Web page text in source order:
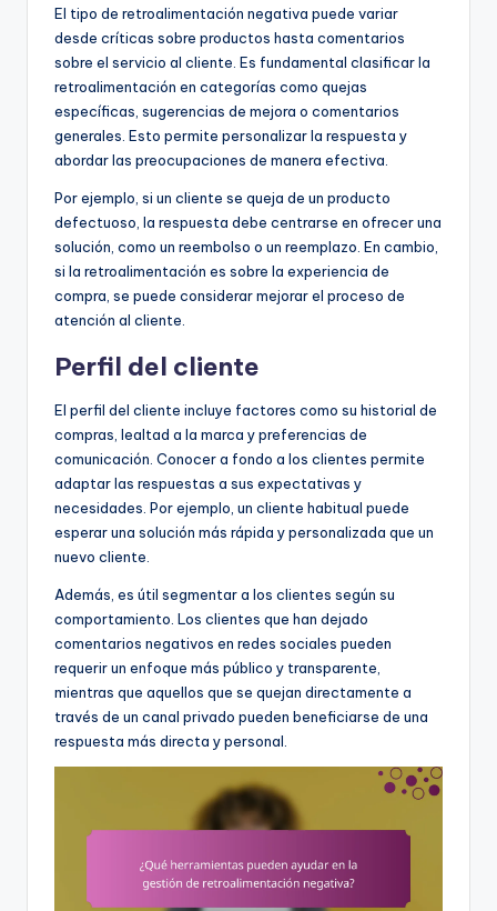
El tipo de retroalimentación negativa puede variar
desde críticas sobre productos hasta comentarios
sobre el servicio al cliente. Es fundamental clasificar la
retroalimentación en categorías como quejas
específicas, sugerencias de mejora o comentarios
generales. Esto permite personalizar la respuesta y
abordar las preocupaciones de manera efectiva.
Por ejemplo, si un cliente se queja de un producto
defectuoso, la respuesta debe centrarse en ofrecer una
solución, como un reembolso o un reemplazo. En cambio,
si la retroalimentación es sobre la experiencia de
compra, se puede considerar mejorar el proceso de
atención al cliente.
Perfil del cliente
El perfil del cliente incluye factores como su historial de
compras, lealtad a la marca y preferencias de
comunicación. Conocer a fondo a los clientes permite
adaptar las respuestas a sus expectativas y
necesidades. Por ejemplo, un cliente habitual puede
esperar una solución más rápida y personalizada que un
nuevo cliente.
Además, es útil segmentar a los clientes según su
comportamiento. Los clientes que han dejado
comentarios negativos en redes sociales pueden
requerir un enfoque más público y transparente,
mientras que aquellos que se quejan directamente a
través de un canal privado pueden beneficiarse de una
respuesta más directa y personal.